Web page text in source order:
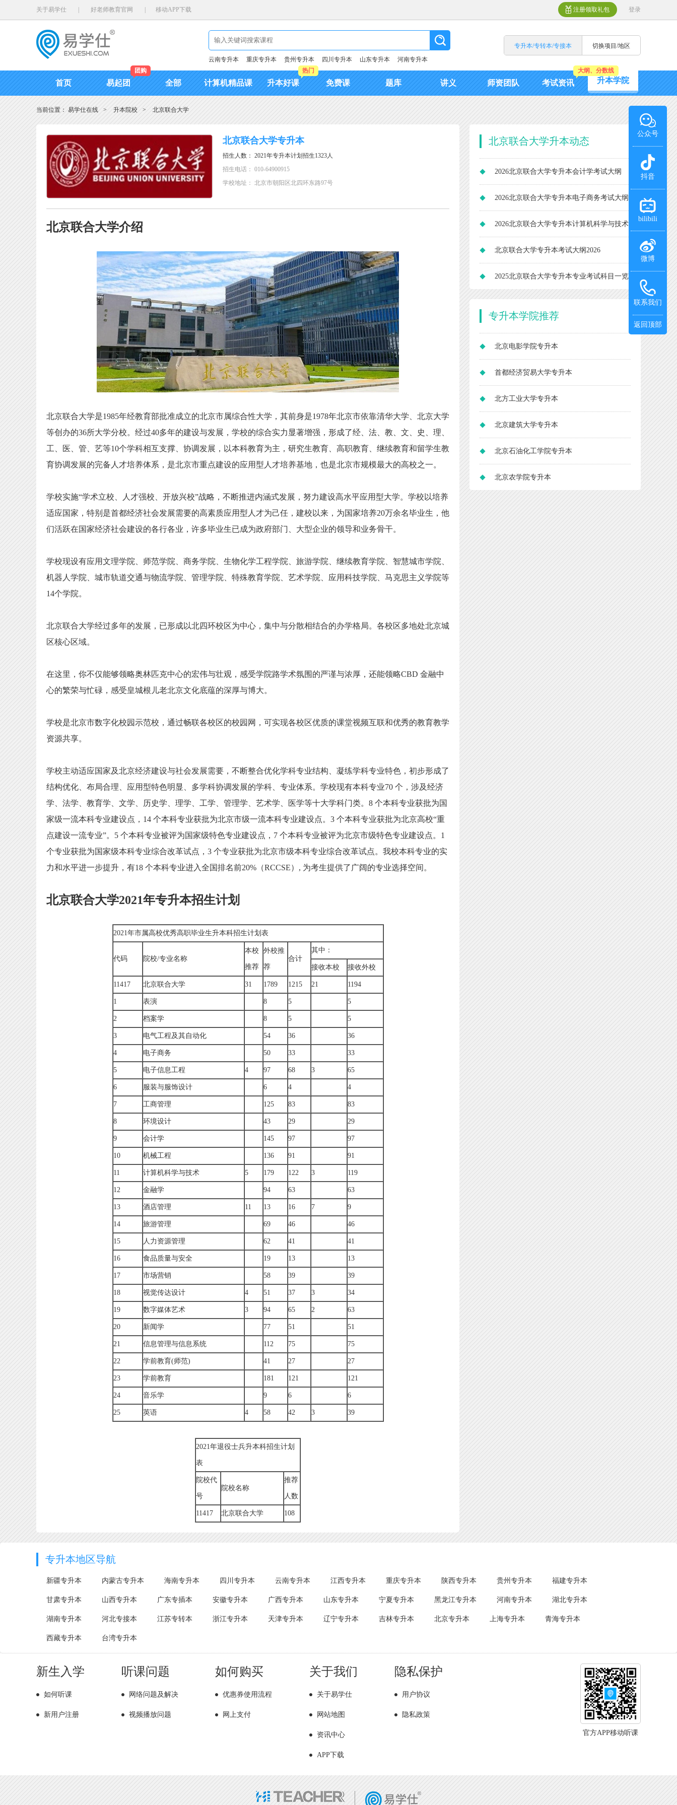
关于易学仕 好老师教育官网 移动APP下载 注册领取礼包 登录
云南专升本 重庆专升本 贵州专升本 四川专升本 山东专升本 河南专升本
专升本/专转本/专接本 切换项目/地区
首页 易起团
团购
全部 计算机精品课 升本好课
热门
免费课 题库 讲义 师资团队 考试资讯
大纲、分数线
升本学院
当前位置： 易学仕在线 > 升本院校 > 北京联合大学
北京联合大学专升本
招生人数： 2021年专升本计划招生1323人
招生电话： 010-64900915
学校地址： 北京市朝阳区北四环东路97号
北京联合大学介绍
北京联合大学是1985年经教育部批准成立的北京市属综合性大学，其前身是1978年北京市依靠清华大学、北京大学
等创办的36所大学分校。经过40多年的建设与发展，学校的综合实力显著增强，形成了经、法、教、文、史、理、
工、医、管、艺等10个学科相互支撑、协调发展，以本科教育为主，研究生教育、高职教育、继续教育和留学生教
育协调发展的完备人才培养体系，是北京市重点建设的应用型人才培养基地，也是北京市规模最大的高校之一。
学校实施“学术立校、人才强校、开放兴校”战略，不断推进内涵式发展，努力建设高水平应用型大学。学校以培养
适应国家，特别是首都经济社会发展需要的高素质应用型人才为己任，建校以来，为国家培养20万余名毕业生，他
们活跃在国家经济社会建设的各行各业，许多毕业生已成为政府部门、大型企业的领导和业务骨干。
学校现设有应用文理学院、师范学院、商务学院、生物化学工程学院、旅游学院、继续教育学院、智慧城市学院、
机器人学院、城市轨道交通与物流学院、管理学院、特殊教育学院、艺术学院、应用科技学院、马克思主义学院等
14个学院。
北京联合大学经过多年的发展，已形成以北四环校区为中心，集中与分散相结合的办学格局。各校区多地处北京城
区核心区域。
在这里，你不仅能够领略奥林匹克中心的宏伟与壮观，感受学院路学术氛围的严谨与浓厚，还能领略CBD 金融中
心的繁荣与忙碌，感受皇城根儿老北京文化底蕴的深厚与博大。
学校是北京市数字化校园示范校，通过畅联各校区的校园网，可实现各校区优质的课堂视频互联和优秀的教育教学
资源共享。
学校主动适应国家及北京经济建设与社会发展需要，不断整合优化学科专业结构、凝练学科专业特色，初步形成了
结构优化、布局合理、应用型特色明显、多学科协调发展的学科、专业体系。学校现有本科专业70 个，涉及经济
学、法学、教育学、文学、历史学、理学、工学、管理学、艺术学、医学等十大学科门类。8 个本科专业获批为国
家级一流本科专业建设点，14 个本科专业获批为北京市级一流本科专业建设点。3 个本科专业获批为北京高校“重
点建设一流专业”。5 个本科专业被评为国家级特色专业建设点，7 个本科专业被评为北京市级特色专业建设点。1
个专业获批为国家级本科专业综合改革试点，3 个专业获批为北京市级本科专业综合改革试点。我校本科专业的实
力和水平进一步提升，有18 个本科专业进入全国排名前20%（RCCSE）, 为考生提供了广阔的专业选择空间。
北京联合大学2021年专升本招生计划
2021年市属高校优秀高职毕业生升本科招生计划表
代码 院校/专业名称
本校
推荐
外校推
荐
合计
其中：
接收本校 接收外校
11417 北京联合大学 31 1789 1215 21 1194
1 表演 8 5 5
2 档案学 8 5 5
3 电气工程及其自动化 54 36 36
4 电子商务 50 33 33
5 电子信息工程 4 97 68 3 65
6 服装与服饰设计 6 4 4
7 工商管理 125 83 83
8 环境设计 43 29 29
9 会计学 145 97 97
10 机械工程 136 91 91
11 计算机科学与技术 5 179 122 3 119
12 金融学 94 63 63
13 酒店管理 11 13 16 7 9
14 旅游管理 69 46 46
15 人力资源管理 62 41 41
16 食品质量与安全 19 13 13
17 市场营销 58 39 39
18 视觉传达设计 4 51 37 3 34
19 数字媒体艺术 3 94 65 2 63
20 新闻学 77 51 51
21 信息管理与信息系统 112 75 75
22 学前教育(师范) 41 27 27
23 学前教育 181 121 121
24 音乐学 9 6 6
25 英语 4 58 42 3 39
2021年退役士兵升本科招生计划
表
院校代
号
院校名称
推荐
人数
11417 北京联合大学 108
北京联合大学升本动态
2026北京联合大学专升本会计学考试大纲
2026北京联合大学专升本电子商务考试大纲
2026北京联合大学专升本计算机科学与技术
专业考试大纲
北京联合大学专升本考试大纲2026
2025北京联合大学专升本专业考试科目一览
专升本学院推荐
北京电影学院专升本
首都经济贸易大学专升本
北方工业大学专升本
北京建筑大学专升本
北京石油化工学院专升本
北京农学院专升本
专升本地区导航
新疆专升本 内蒙古专升本 海南专升本 四川专升本 云南专升本 江西专升本 重庆专升本 陕西专升本 贵州专升本 福建专升本
甘肃专升本 山西专升本 广东专插本 安徽专升本 广西专升本 山东专升本 宁夏专升本 黑龙江专升本 河南专升本 湖北专升本
湖南专升本 河北专接本 江苏专转本 浙江专升本 天津专升本 辽宁专升本 吉林专升本 北京专升本 上海专升本 青海专升本
西藏专升本 台湾专升本
新生入学
如何听课
新用户注册
听课问题
网络问题及解决
视频播放问题
如何购买
优惠券使用流程
网上支付
关于我们
关于易学仕
网站地图
资讯中心
APP下载
隐私保护
用户协议
隐私政策
官方APP移动听课
公众号
抖音
bilibili
微博
联系我们
返回顶部